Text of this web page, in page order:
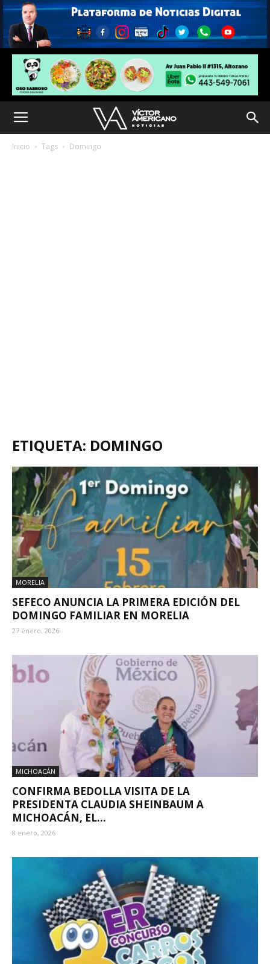
Inicio Tags Domingo
ETIQUETA: DOMINGO
MORELIA
SEFECO ANUNCIA LA PRIMERA EDICIÓN DEL
DOMINGO FAMILIAR EN MORELIA
27 enero, 2026
MICHOACÁN
CONFIRMA BEDOLLA VISITA DE LA
PRESIDENTA CLAUDIA SHEINBAUM A
MICHOACÁN, EL...
8 enero, 2026